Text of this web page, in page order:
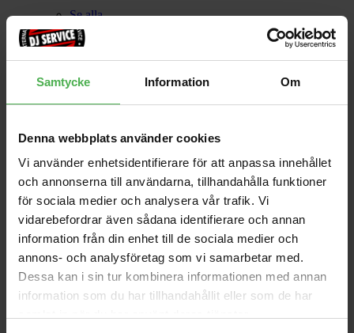
Samtycke Information Om
Denna webbplats använder cookies
Vi använder enhetsidentifierare för att anpassa innehållet
och annonserna till användarna, tillhandahålla funktioner
för sociala medier och analysera vår trafik. Vi
vidarebefordrar även sådana identifierare och annan
information från din enhet till de sociala medier och
annons- och analysföretag som vi samarbetar med.
Dessa kan i sin tur kombinera informationen med annan
information som du har tillhandahållit eller som de har
Se alla
Ljus
Glödlampor
Bajonett Sockel
Par lampor
Skruv-sockel